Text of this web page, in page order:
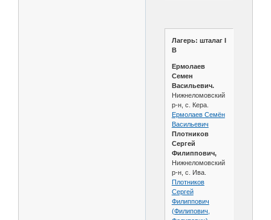
Лагерь: шталаг I
B
Ермолаев
Семен
Васильевич.
Нижнеломовский
р-н, с. Кера.
Ермолаев Семён
Васильевич
Плотников
Сергей
Филиппович,
Нижнеломовский
р-н, с. Ива.
Плотников
Сергей
Филиппович
(Филипович,